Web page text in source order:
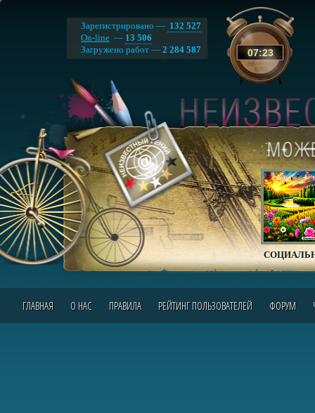
07:23
Зарегистрировано — 132 527
On-line — 13 506
Загружено работ — 2 284 587
ГЛАВНАЯ О НАС ПРАВИЛА РЕЙТИНГ ПОЛЬЗОВАТЕЛЕЙ ФОРУМ